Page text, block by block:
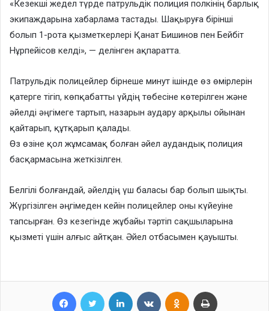
«Кезекші жедел түрде патрульдік полиция полкінің барлық
экипаждарына хабарлама тастады. Шақыруға бірінші
болып 1-рота қызметкерлері Қанат Бишинов пен Бейбіт
Нұрпейісов келді», — делінген ақпаратта.
Патрульдік полицейлер бірнеше минут ішінде өз өмірлерін
қатерге тігіп, көпқабатты үйдің төбесіне көтерілген және
әйелді әңгімеге тартып, назарын аудару арқылы ойынан
қайтарып, құтқарып қалады.
Өз өзіне қол жұмсамақ болған әйел аудандық полиция
басқармасына жеткізілген.
Белгілі болғандай, әйелдің үш баласы бар болып шықты.
Жүргізілген әңгімеден кейін полицейлер оны күйеуіне
тапсырған. Өз кезегінде жұбайы тәртіп сақшыларына
қызметі үшін алғыс айтқан. Әйел отбасымен қауышты.
Facebook Twitter LinkedIn VKontakteOdnoklassniki